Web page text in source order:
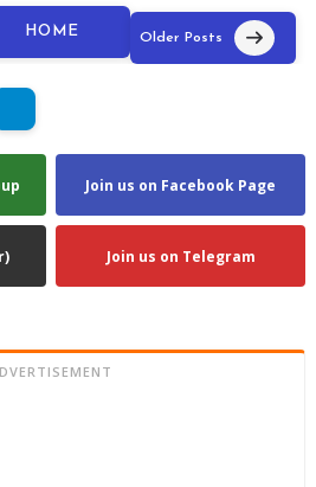
HOME Older Posts
Join us on Facebook Page
Join us on Telegram